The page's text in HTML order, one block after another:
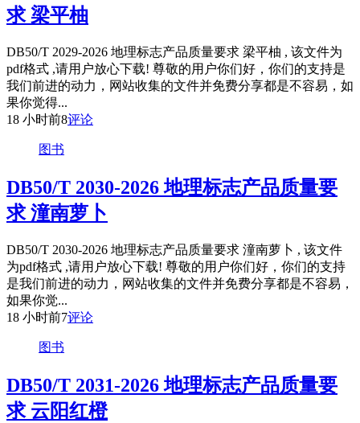
求 梁平柚
DB50/T 2029-2026 地理标志产品质量要求 梁平柚 , 该文件为
pdf格式 ,请用户放心下载! 尊敬的用户你们好，你们的支持是
我们前进的动力，网站收集的文件并免费分享都是不容易，如
果你觉得...
18 小时前8评论
图书
DB50/T 2030-2026 地理标志产品质量要
求 潼南萝卜
DB50/T 2030-2026 地理标志产品质量要求 潼南萝卜 , 该文件
为pdf格式 ,请用户放心下载! 尊敬的用户你们好，你们的支持
是我们前进的动力，网站收集的文件并免费分享都是不容易，
如果你觉...
18 小时前7评论
图书
DB50/T 2031-2026 地理标志产品质量要
求 云阳红橙